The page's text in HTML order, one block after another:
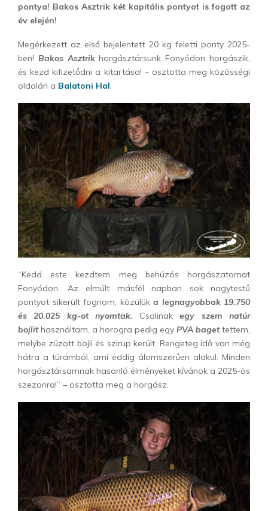
pontya! Bakos Asztrik két kapitális pontyot is fogott az
év elején!
Megérkezett az első bejelentett 20 kg feletti ponty 2025-
ben! Bakos Asztrik horgásztársunk Fonyódon horgászik,
és kezd kifizetődni a kitartása! – osztotta meg közösségi
oldalán a Balatoni Hal.
“Kedd este kezdtem meg behúzós horgászatomat
Fonyódon. Az elmúlt másfél napban sok nagytestű
pontyot sikerült fognom, közülük a legnagyobbak 19.750
és 20.025 kg-ot nyomtak. Csalinakegy szem natúr
bojlithasználtam, a horogra pedig egy PVA bagettettem,
melybe zúzott bojli és szirup került. Rengeteg idő van még
hátra a túrámból, ami eddig álomszerűen alakul. Minden
horgásztársamnak hasonló élményeket kívánok a 2025-ös
szezonra!” – osztotta meg a horgász.